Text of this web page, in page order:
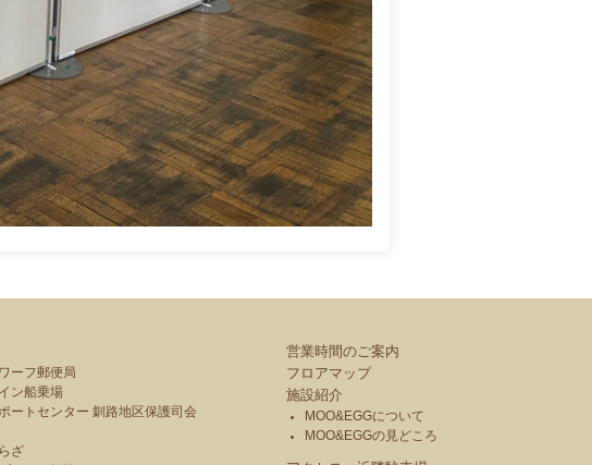
ーフ郵便局
ン船乗場
ートセンター 釧路地区保護司会
ざ
営業時間のご案内
フロアマップ
施設紹介
MOO&EGGについて
MOO&EGGの見どころ